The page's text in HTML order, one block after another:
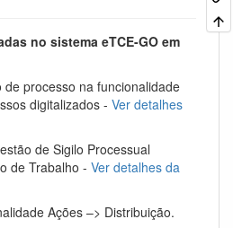
no sistema eTCE-GO em
processo na funcionalidade
digitalizados - Ver detalhes
de Sigilo Processual
de Trabalho - Ver detalhes da
Ações –> Distribuição.